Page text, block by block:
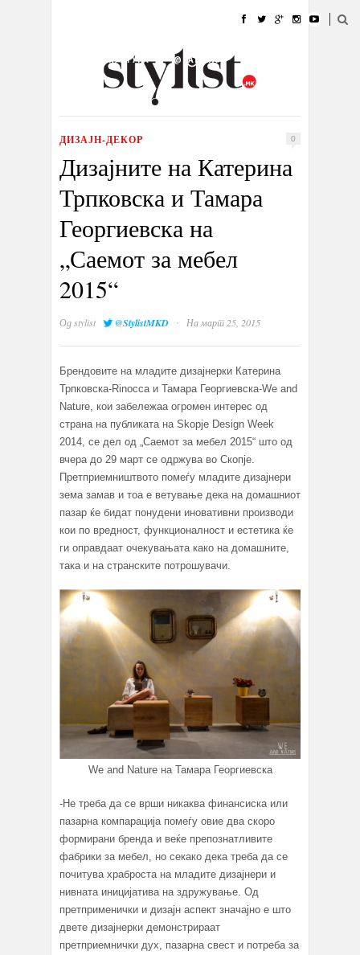
УБАВИНА
КУЛТУРА @РАБОТА
ИЗЛОГ
ДИЗАЈН-ДЕКОР 0
Дизајните на Катерина
Трпковска и Тамара
Георгиевска на
„Саемот за мебел
2015“
Одstylist @StylistMKD · На март 25, 2015
Брендовите на младите дизајнерки Катерина
Трпковска-Rinocca и Тамара Георгиевска-We and
Nature, кои забележаа огромен интерес од
страна на публиката на Skopje Design Week
2014, се дел од „Саемот за мебел 2015“ што од
вчера до 29 март се одржува во Скопје.
Претприемништвото помеѓу младите дизајнери
зема замав и тоа е ветување дека на домашниот
пазар ќе бидат понудени иновативни производи
кои по вредност, функционалност и естетика ќе
ги оправдаат очекувањата како на домашните,
така и на странските потрошувачи.
We and Nature на Тамара Георгиевска
-Не треба да се врши никаква финансиска или
пазарна компарација помеѓу овие два скоро
формирани бренда и веќе препознатливите
фабрики за мебел, но секако дека треба да се
почитува храброста на младите дизајнери и
нивната иницијатива на здружување. Од
претприменички и дизајн аспект значајно е што
двете дизајнерки демонстрираат
претприемнички дух, пазарна свест и потреба за